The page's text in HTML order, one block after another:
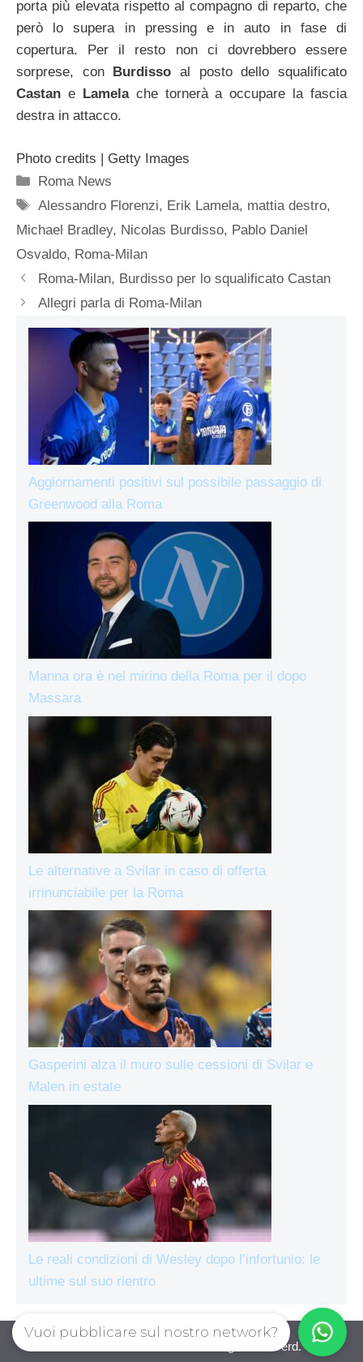
porta più elevata rispetto al compagno di reparto, che
però lo supera in pressing e in auto in fase di
copertura. Per il resto non ci dovrebbero essere
sorprese, con
Burdisso al posto dello squalificato
Castan e Lamelache tornerà a occupare la fascia
destra in attacco.
Photo credits | Getty Images
Categorie
Roma News
Tag
Alessandro Florenzi, Erik Lamela, mattia destro,
Michael Bradley, Nicolas Burdisso, Pablo Daniel
Osvaldo, Roma-Milan
Roma-Milan, Burdisso per lo squalificato Castan
Allegri parla di Roma-Milan
Aggiornamenti positivi sul possibile passaggio di
Greenwood alla Roma
Manna ora è nel mirino della Roma per il dopo
Massara
Le alternative a Svilar in caso di offerta
irrinunciabile per la Roma
Gasperini alza il muro sulle cessioni di Svilar e
Malen in estate
Le reali condizioni di Wesley dopo l’infortunio: le
ultime sul suo rientro
AsRomaLive.com © 2026. All right reserverd.
Vuoi pubblicare sul nostro network?